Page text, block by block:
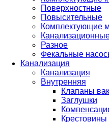
Поверхностные
Повысительные
Комплектующие
Разное
Фекальные
Канализация
Канализация
Внутренняя
Клапаны
Заглушки
Крестовины